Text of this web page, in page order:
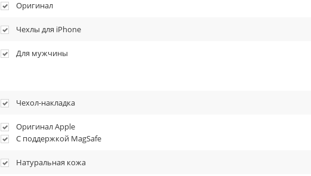
Оригинал
Чехлы для iPhone
Для мужчины
Чехол-накладка
Оригинал Apple
С поддержкой MagSafe
Натуральная кожа